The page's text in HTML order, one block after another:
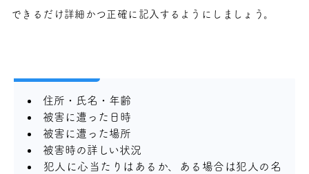
できるだけ詳細かつ正確に記入するようにしましょう。
住所・氏名・年齢
被害に遭った日時
被害に遭った場所
被害時の詳しい状況
犯人に心当たりはあるか、ある場合は犯人の名